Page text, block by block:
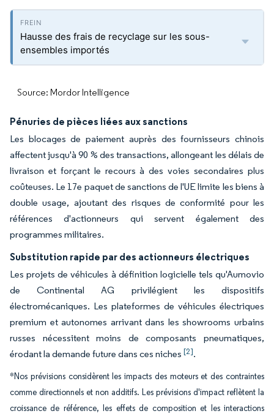
Hausse des frais de recyclage sur les sous-
ensembles importés
Source: Mordor Intelligence
Pénuries de pièces liées aux sanctions
Les blocages de paiement auprès des fournisseurs chinois
affectent jusqu'à 90 % des transactions, allongeant les délais de
livraison et forçant le recours à des voies secondaires plus
coûteuses. Le 17e paquet de sanctions de l'UE limite les biens à
double usage, ajoutant des risques de conformité pour les
références d'actionneurs qui servent également des
programmes militaires.
Substitution rapide par des actionneurs électriques
Les projets de véhicules à définition logicielle tels qu'Aumovio
de Continental AG privilégient les dispositifs
électromécaniques. Les plateformes de véhicules électriques
premium et autonomes arrivant dans les showrooms urbains
russes nécessitent moins de composants pneumatiques,
érodant la demande future dans ces niches [2].
*Nos prévisions considèrent les impacts des moteurs et des contraintes
comme directionnels et non additifs. Les prévisions d'impact reflètent la
croissance de référence, les effets de composition et les interactions